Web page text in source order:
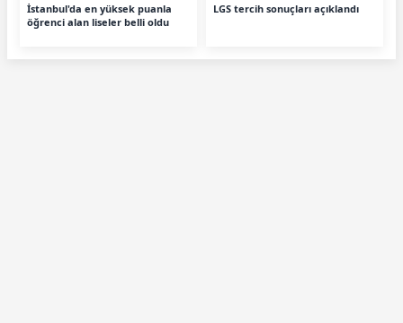
İstanbul'da en yüksek puanla
öğrenci alan liseler belli oldu
LGS tercih sonuçları açıklandı